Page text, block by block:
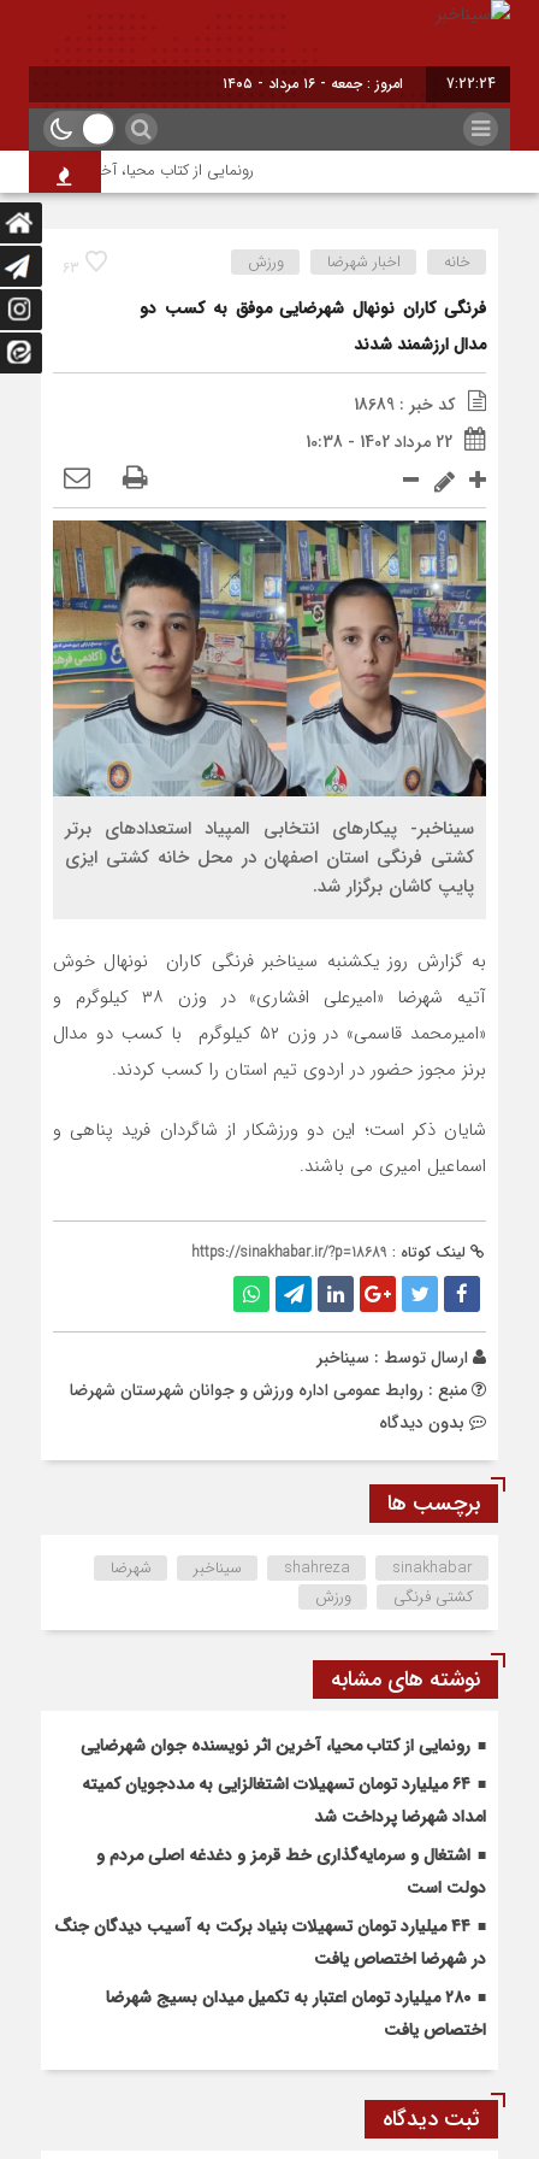
7:22:25 امروز : جمعه - ۱۶ مرداد - ۱۴۰۵
رونمایی از کتاب محیا، آخرین اثر
63 خانه اخبار شهرضا ورزش
فرنگی کاران نونهال شهرضایی موفق به کسب دو
مدال ارزشمند شدند
کد خبر : 18689
22 مرداد 1402 - 10:38
سیناخبر- پیکارهای انتخابی المپیاد استعدادهای برتر
کشتی فرنگی استان اصفهان در محل خانه کشتی ایزی
پایپ کاشان برگزار شد.
به گزارش روز یکشنبه سیناخبر فرنگی کاران نونهال خوش
آتیه شهرضا «امیرعلی افشاری» در وزن ۳۸ کیلوگرم و
«امیرمحمد قاسمی» در وزن ۵۲ کیلوگرم با کسب دو مدال
برنز مجوز حضور در اردوی تیم استان را کسب کردند.
شایان ذکر است؛ این دو ورزشکار از شاگردان فرید پناهی و
اسماعیل امیری می باشند.
لینک کوتاه : https://sinakhabar.ir/?p=18689
ارسال توسط : سیناخبر
منبع : روابط عمومی اداره ورزش و جوانان شهرستان شهرضا
بدون دیدگاه
برچسب ها
shahreza sinakhabar سیناخبر
شهرضا
کشتی فرنگی
ورزش
نوشته های مشابه
رونمایی از کتاب محیا، آخرین اثر نویسنده جوان شهرضایی
۶۴ میلیارد تومان تسهیلات اشتغالزایی به مددجویان کمیته
امداد شهرضا پرداخت شد
اشتغال و سرمایه‌گذاری خط قرمز و دغدغه اصلی مردم و
دولت است
۴۴ میلیارد تومان تسهیلات بنیاد برکت به آسیب دیدگان جنگ
در شهرضا اختصاص یافت
۲۸۰ میلیارد تومان اعتبار به تکمیل میدان بسیج شهرضا
اختصاص یافت
ثبت دیدگاه